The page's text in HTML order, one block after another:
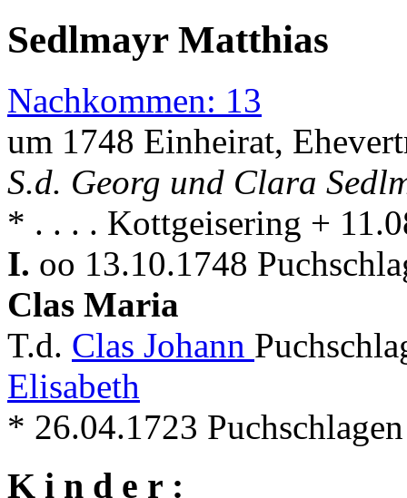
Sedlmayr Matthias
Nachkommen: 13
um 1748 Einheirat,
S.d. Georg und Clara
* . . . . Kottgeisering +
I. oo 13.10.1748
Clas Maria
T.d. Clas Johann
Elisabeth
* 26.04.1723 Puchschlagen
K i n d e r :